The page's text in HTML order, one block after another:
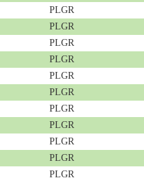
PLGR
PLGR
PLGR
PLGR
PLGR
PLGR
PLGR
PLGR
PLGR
PLGR
PLGR